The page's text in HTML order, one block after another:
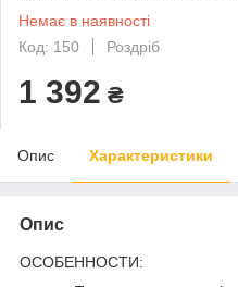
Немає в наявності
Код: 150
Роздріб
1 392 ₴
Опис Характеристики
Опис
ОСОБЕННОСТИ: